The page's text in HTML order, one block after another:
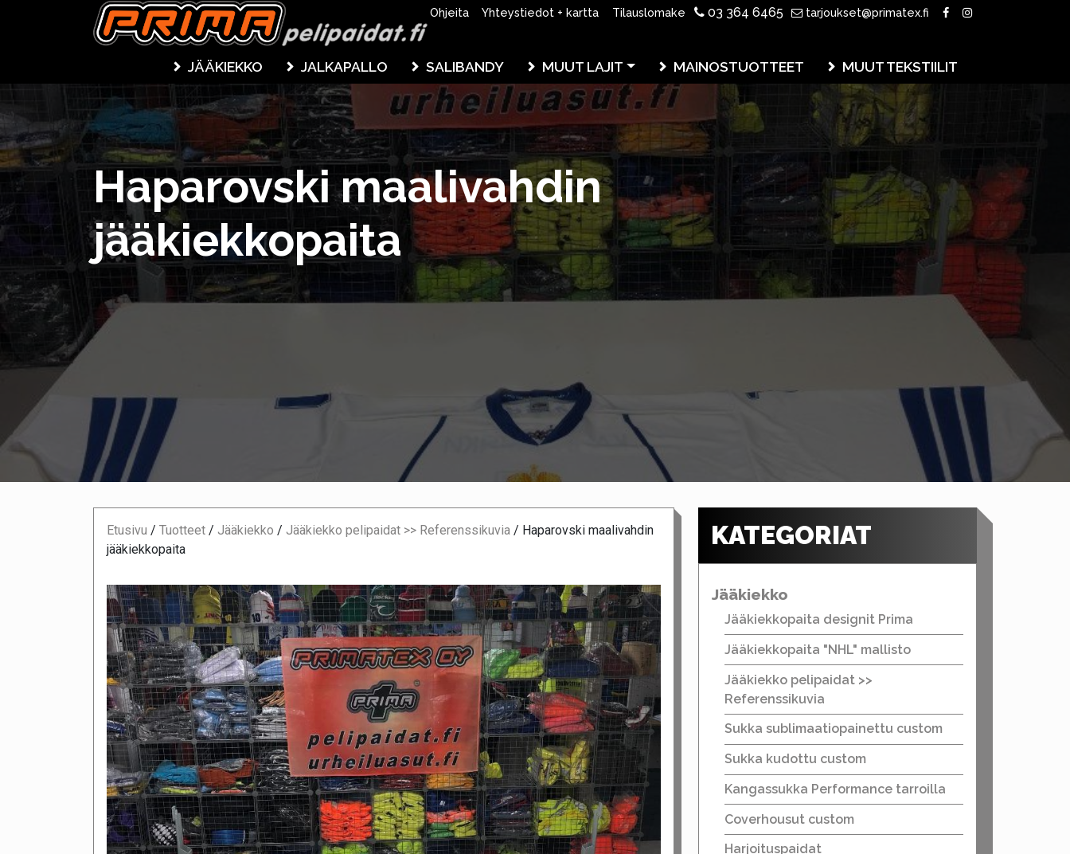
Ohjeita Yhteystiedot + kartta Tilauslomake 03 364 6465 tarjoukset@primatex.fi
JÄÄKIEKKO JALKAPALLO SALIBANDY MUUT LAJIT MAINOSTUOTTEET MUUT TEKSTIILIT
Haparovski maalivahdin
jääkiekkopaita
Etusivu / Tuotteet / Jääkiekko / Jääkiekko pelipaidat >> Referenssikuvia / Haparovski maalivahdin
jääkiekkopaita
KATEGORIAT
Jääkiekko
Jääkiekkopaita designit Prima
Jääkiekkopaita "NHL" mallisto
Jääkiekko pelipaidat >>
Referenssikuvia
Sukka sublimaatiopainettu custom
Sukka kudottu custom
Kangassukka Performance tarroilla
Coverhousut custom
Harjoituspaidat